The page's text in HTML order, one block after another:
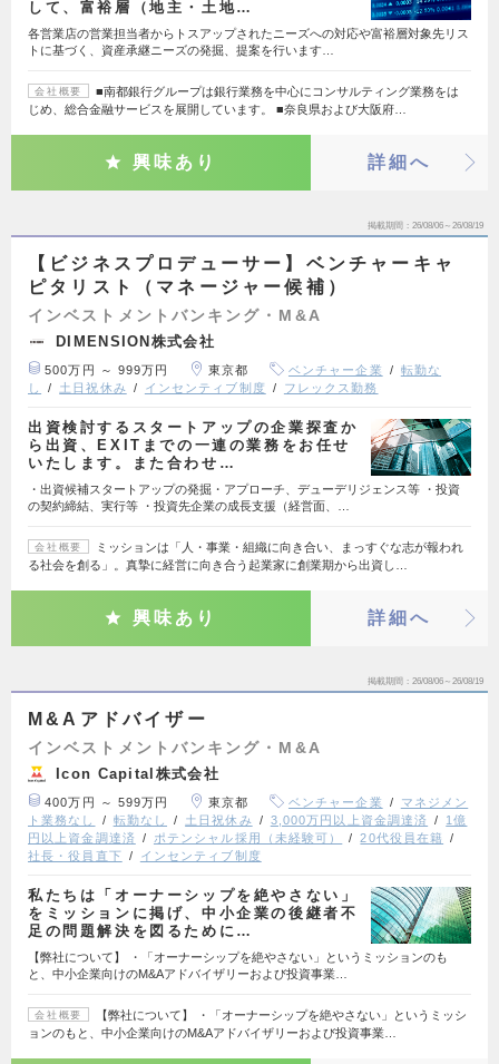
して、富裕層（地主・土地…
各営業店の営業担当者からトスアップされたニーズへの対応や富裕層対象先リス
トに基づく、資産承継ニーズの発掘、提案を行います…
会社概要
■南都銀行グループは銀行業務を中心にコンサルティング業務をは
じめ、総合金融サービスを展開しています。 ■奈良県および大阪府…
興味あり 詳細へ
掲載期間 26/08/06～26/08/19
【ビジネスプロデューサー】ベンチャーキャ
ピタリスト（マネージャー候補）
インベストメントバンキング・M&A
DIMENSION株式会社
500万円 ～ 999万円 東京都 ベンチャー企業
転勤な
し
土日祝休み インセンティブ制度 フレックス勤務
出資検討するスタートアップの企業探査か
ら出資、EXITまでの一連の業務をお任せ
いたします。また合わせ…
・出資候補スタートアップの発掘・アプローチ、デューデリジェンス等 ・投資
の契約締結、実行等 ・投資先企業の成長支援（経営面、…
会社概要
ミッションは「人・事業・組織に向き合い、まっすぐな志が報われ
る社会を創る」。真摯に経営に向き合う起業家に創業期から出資し…
興味あり 詳細へ
掲載期間 26/08/06～26/08/19
M&Aアドバイザー
インベストメントバンキング・M&A
Icon Capital株式会社
400万円 ～ 599万円 東京都 ベンチャー企業
マネジメン
ト業務なし
転勤なし 土日祝休み 3,000万円以上資金調達済
1億
円以上資金調達済
ポテンシャル採用（未経験可）
20代役員在籍
社長・役員直下
インセンティブ制度
私たちは「オーナーシップを絶やさない」
をミッションに掲げ、中小企業の後継者不
足の問題解決を図るために…
【弊社について】 ・「オーナーシップを絶やさない」というミッションのも
と、中小企業向けのM&Aアドバイザリーおよび投資事業…
会社概要
【弊社について】 ・「オーナーシップを絶やさない」というミッシ
ョンのもと、中小企業向けのM&Aアドバイザリーおよび投資事業…